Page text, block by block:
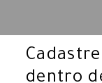
dentro